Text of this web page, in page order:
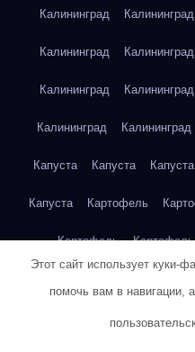
Калининград Калининград
Калининград Калининград
Калининград Калининград
Калининград Калининград
Капуста Капуста Капуста
Капуста Картофель
Картофель Картофель
Этот сайт использует куки-
помочь вам в навигации,